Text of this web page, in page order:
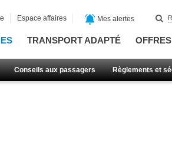
TRANSPORT ADAPTÉ
Conseils aux passagers Règlements et
Espace affaires Mes alertes